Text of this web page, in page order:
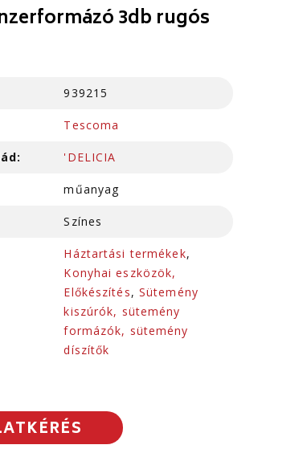
3db rugós
939215
Tescoma
'DELICIA
műanyag
Színes
Háztartási termékek,
Konyhai eszközök,
Előkészítés, Sütemény
kiszúrók, sütemény
formázók, sütemény
díszítők